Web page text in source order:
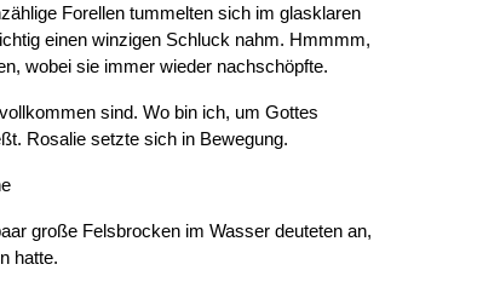
Forellen tummelten sich im glasklaren
einen winzigen Schluck nahm. Hmmmm,
wobei sie immer wieder nachschöpfte.
sind. Wo bin ich, um Gottes
Rosalie setzte sich in Bewegung.
große Felsbrocken im Wasser deuteten an,
hatte.